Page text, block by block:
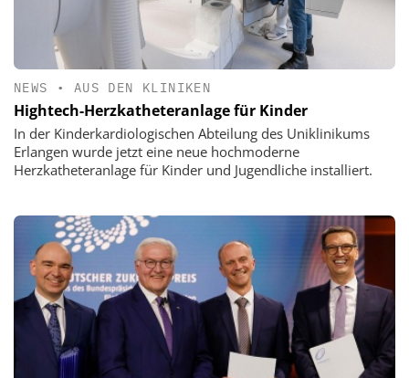
NEWS • AUS DEN KLINIKEN
Hightech-Herzkatheteranlage für Kinder
In der Kinderkardiologischen Abteilung des Uniklinikums
Erlangen wurde jetzt eine neue hochmoderne
Herzkatheteranlage für Kinder und Jugendliche installiert.